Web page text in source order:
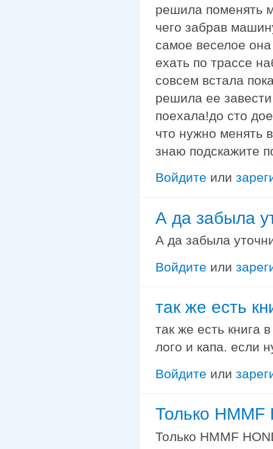
решила поменять
чего забрав
самое веселое
ехать по трассе
совсем встала
решила ее
поехала!до сто
что нужно менять
знаю подскажите
Войдите или
А да забыла
А да забыла
Войдите или
так же есть
так же есть книга
лого и капа. если
Войдите или
Только HMMF
Только HMMF